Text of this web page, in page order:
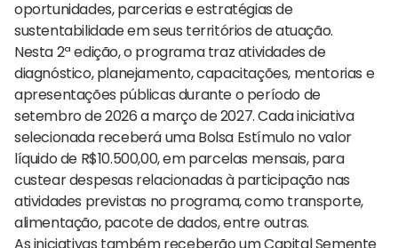
oportunidades, parcerias e estratégias de
sustentabilidade em seus territórios de atuação.
Nesta 2ª edição, o programa traz atividades de
diagnóstico, planejamento, capacitações, mentorias e
apresentações públicas durante o período de
setembro de 2026 a março de 2027. Cada iniciativa
selecionada receberá uma Bolsa Estímulo no valor
líquido de R$10.500,00, em parcelas mensais, para
custear despesas relacionadas à participação nas
atividades previstas no programa, como transporte,
alimentação, pacote de dados, entre outras.